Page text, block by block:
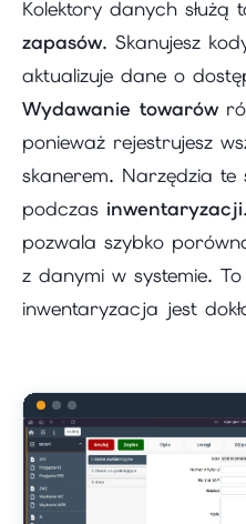
Kolektory danych służą
zapasów. Skanujesz
aktualizuje dane o
Wydawanie towarów
ponieważ rejestrujesz
skanerem. Narzędzia te
podczas inwentaryzacji
pozwala szybko
z danymi w systemie.
inwentaryzacja jest